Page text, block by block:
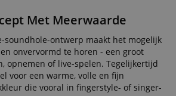
Met Meerwaarde
soundhole-ontwerp maakt het mogelijk
onvervormd te horen - een groot
opnemen of live-spelen. Tegelijkertijd
voor een warme, volle en fijn
die vooral in fingerstyle- of singer-